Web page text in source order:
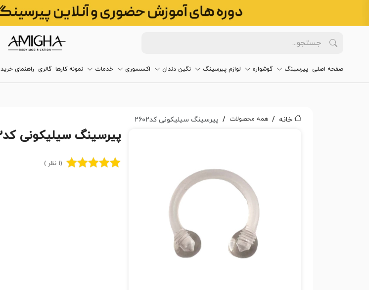
صفحه اصلی پیرسینگ گوشواره لوازم پیرسینگ نگین دندان اکسسوری خدمات نمونه کارها گالری راهنمای خرید
خانه همه محصولات پیرسینگ سیلیکونی کد۲۶۰۲
پیرسینگ سیلیکونی کد۲۶۰۲
(1 نظر )